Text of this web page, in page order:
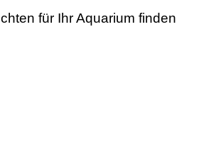
für Ihr Aquarium finden